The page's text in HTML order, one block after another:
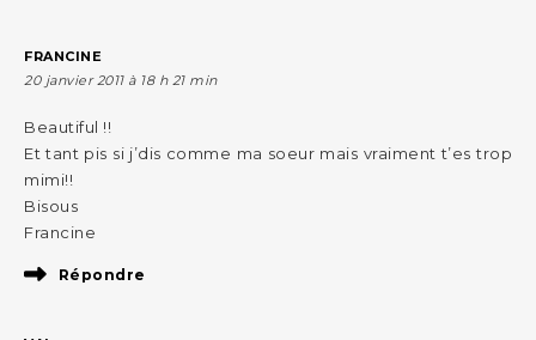
FRANCINE
20 janvier 2011 à 18 h 21 min
Beautiful !!
Et tant pis si j’dis comme ma soeur mais vraiment t’es trop
mimi!!
Bisous
Francine
Répondre